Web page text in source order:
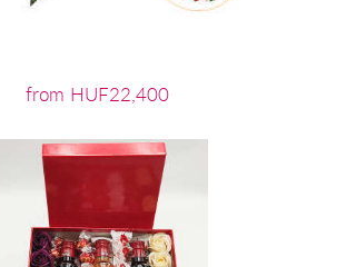
from HUF22,400